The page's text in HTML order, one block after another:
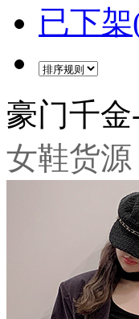
已下架
豪门千金
女鞋货源